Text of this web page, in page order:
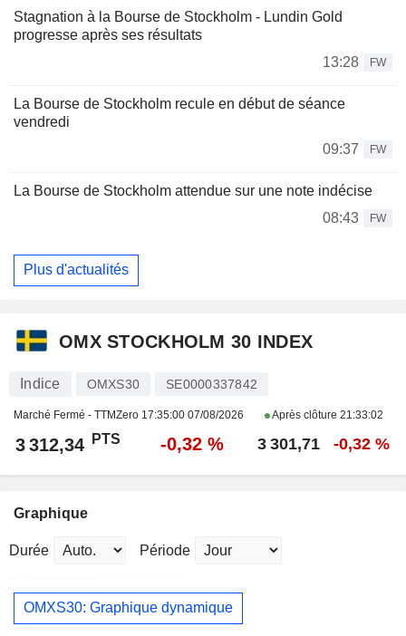
Stagnation à la Bourse de Stockholm - Lundin Gold
progresse après ses résultats
13:28
FW
La Bourse de Stockholm recule en début de séance
vendredi
09:37
FW
La Bourse de Stockholm attendue sur une note indécise
08:43
FW
Plus d'actualités
OMX STOCKHOLM 30 INDEX
Indice OMXS30 SE0000337842
Marché Fermé - TTMZero 17:35:00 07/08/2026 Après clôture 21:33:02
3 312,34 PTS -0,32 % 3 301,71 -0,32 %
Graphique
Durée Période
OMXS30: Graphique dynamique